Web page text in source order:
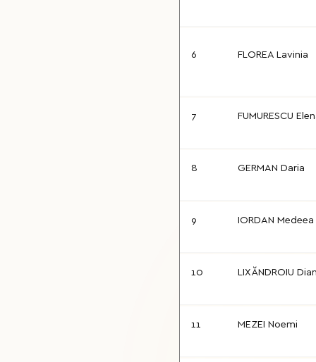
6 FLOREA Lavinia
7 FUMURESCU
8 GERMAN Daria
9 IORDAN Medeea
10 LIXĂNDROIU
11 MEZEI Noemi